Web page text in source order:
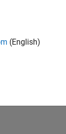
Recevez
(English)